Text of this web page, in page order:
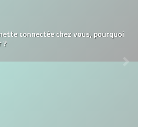
connectée chez vous, pourquoi
?